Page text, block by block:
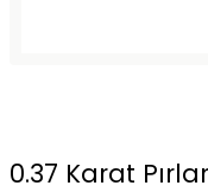
0.37 Karat